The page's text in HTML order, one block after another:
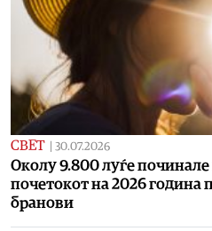
СВЕТ 30.07.2026
Околу 9.800 луѓе починале
почетокот на 2026 година
бранови